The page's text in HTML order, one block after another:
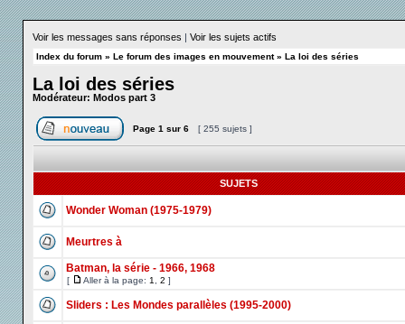
Voir les messages sans réponses | Voir les sujets actifs
Index du forum » Le forum des images en mouvement» La loi des séries
La loi des séries
Modérateur: Modos part 3
Page 1 sur 6 [ 255 sujets ]
SUJETS
Wonder Woman (1975-1979)
Meurtres à
Batman, la série - 1966, 1968
[ Aller à la page: 1 2 ]
Sliders : Les Mondes parallèles (1995-2000)